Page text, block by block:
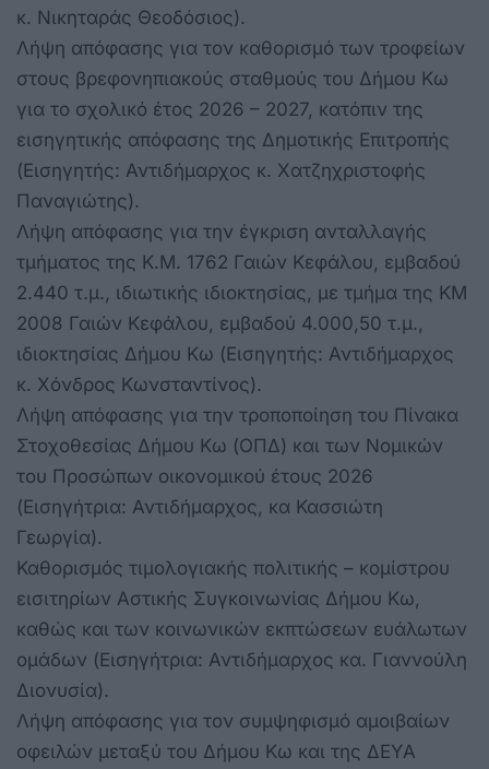
κ. Νικηταράς Θεοδόσιος).
Λήψη απόφασης για τον καθορισμό των τροφείων
στους βρεφονηπιακούς σταθμούς του Δήμου Κω
για το σχολικό έτος 2026 – 2027, κατόπιν της
εισηγητικής απόφασης της Δημοτικής Επιτροπής
(Εισηγητής: Αντιδήμαρχος κ. Χατζηχριστοφής
Παναγιώτης).
Λήψη απόφασης για την έγκριση ανταλλαγής
τμήματος της Κ.Μ. 1762 Γαιών Κεφάλου, εμβαδού
2.440 τ.μ., ιδιωτικής ιδιοκτησίας, με τμήμα της ΚΜ
2008 Γαιών Κεφάλου, εμβαδού 4.000,50 τ.μ.,
ιδιοκτησίας Δήμου Κω (Εισηγητής: Αντιδήμαρχος
κ. Χόνδρος Κωνσταντίνος).
Λήψη απόφασης για την τροποποίηση του Πίνακα
Στοχοθεσίας Δήμου Κω (ΟΠΔ) και των Νομικών
του Προσώπων οικονομικού έτους 2026
(Εισηγήτρια: Αντιδήμαρχος, κα Κασσιώτη
Γεωργία).
Καθορισμός τιμολογιακής πολιτικής – κομίστρου
εισιτηρίων Αστικής Συγκοινωνίας Δήμου Κω,
καθώς και των κοινωνικών εκπτώσεων ευάλωτων
ομάδων (Εισηγήτρια: Αντιδήμαρχος κα. Γιαννούλη
Διονυσία).
Λήψη απόφασης για τον συμψηφισμό αμοιβαίων
οφειλών μεταξύ του Δήμου Κω και της ΔΕΥΑ